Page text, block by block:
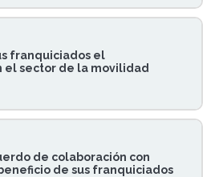
franquiciados el
sector de la movilidad
de colaboración con
de sus franquiciados